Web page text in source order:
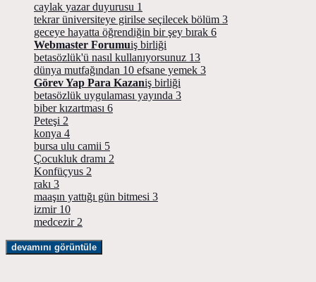
caylak yazar duyurusu 1
tekrar üniversiteye girilse seçilecek bölüm 3
geceye hayatta öğrendiğin bir şey bırak 6
Webmaster Forumuiş birliği
betasözlük'ü nasıl kullanıyorsunuz 13
dünya mutfağından 10 efsane yemek 3
Görev Yap Para Kazaniş birliği
betasözlük uygulaması yayında 3
biber kızartması 6
Peteşi 2
konya 4
bursa ulu camii 5
Çocukluk dramı 2
Konfüçyus 2
rakı 3
maaşın yattığı gün bitmesi 3
izmir 10
medcezir 2
devamını görüntüle